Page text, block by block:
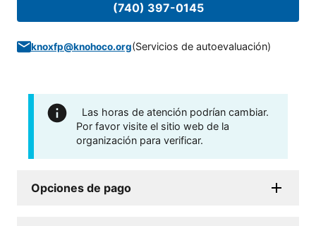
(740) 397-0145
knoxfp@knohoco.org(Servicios de autoevaluación)
Las horas de atención podrían cambiar.
Por favor visite el sitio web de la
organización para verificar.
Opciones de pago